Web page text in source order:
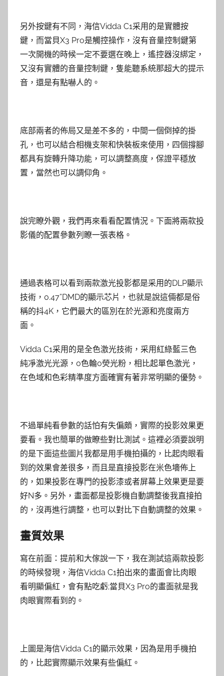
另外按鍵有不同，海信Vidda C1采用的是實體按
鍵，而當貝X3 Pro是觸控操作，沒有音量控制鍵第
一次開機的時候一定不要選在晚上，遙控器沒綁定，
又沒有實體的音量控制鍵，隻能聽系統那超大的提示
音，還是有點嚇人的。
底部兩者的佈局又是差不多的，中間一個倒掉的掛
孔，也可以結合相機支架和快裝板來使用，四個撐腳
都具有旋轉升降功能，可以調整高度，保證平穩放
置，當然也可以調仰角。
說完瞭外觀，我們再來看看配置情況。下面將兩款投
影儀的配置參數列瞭一張表格。
通過表格可以看到兩款激光投影都是采用的DLP顯示
技術，0.47”DMD的顯示芯片，也就是說這倆都是俗
稱的抖4K，它們最大的區別在於光源和亮度兩方
面。
Vidda C1采用的是全色激光技術，采用紅綠藍三色
純凈激光光源，0色輪0熒光粉，相比起單色激光，
在色域和色彩精準度方面確實有著非常明顯的優勢。
不過單純看參數的話怕有失偏頗，實際的投影效果更
要看。我也簡單的做瞭些對比測試。這裡必須要說明
的是下面這些圖片我都是用手機拍攝的，比起肉眼看
到的效果會差很多，而且是直接投影在米色墻佈上
的，如果投影在專門的投影漆或者屏幕上效果更是要
好N多。另外，畫面都是投影機自動調整後我直接拍
的，沒再進行調整，也可以對比下自動調整的效果。
畫質效果
寫在前面：提前和大傢說一下，我在測試這兩款投影
的時候發現，海信Vidda C1拍出來的畫面會比肉眼
看明顯偏紅，會有點吃虧;當貝X3 Pro的畫面就是我
肉眼實際看到的。
上圖是海信Vidda C1的顯示效果，因為是用手機拍
的，比起實際顯示效果有些偏紅。